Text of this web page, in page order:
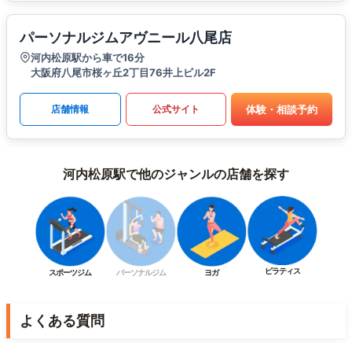
パーソナルジムアヴニール八尾店
河内松原駅から車で16分
大阪府八尾市桜ヶ丘2丁目76井上ビル2F
店舗情報 公式サイト 体験・相談予約
河内松原駅で他のジャンルの店舗を探す
スポーツジム パーソナルジム ヨガ ピラティス
よくある質問